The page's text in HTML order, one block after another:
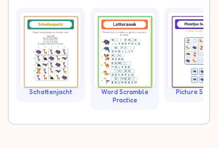
Schattenjacht
Word Scramble
Practice
Picture